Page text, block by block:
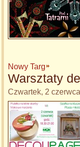
Nowy Targ
Warsztaty
Czwartek, 2